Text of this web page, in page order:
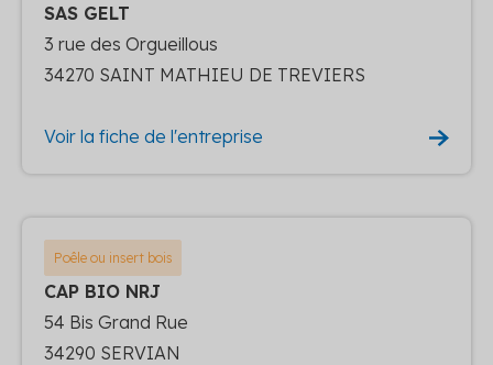
SAS GELT
3 rue des Orgueillous
34270 SAINT MATHIEU DE TREVIERS
Voir la fiche de l'entreprise
Poêle ou insert bois
CAP BIO NRJ
54 Bis Grand Rue
34290 SERVIAN